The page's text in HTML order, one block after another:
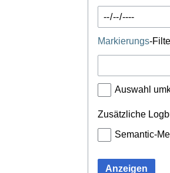
Markierungs-
Auswahl
Zusätzliche
Semantic-
Anzeigen